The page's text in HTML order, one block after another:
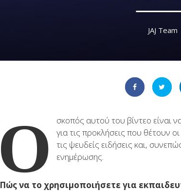
JAJ Team
Ο
σκοπός αυτού του βίντεο είναι
για τις προκλήσεις που θέτουν
τις ψευδείς ειδήσεις και,
ενημέρωσης.
Πώς να το χρησιμοποιήσετε για